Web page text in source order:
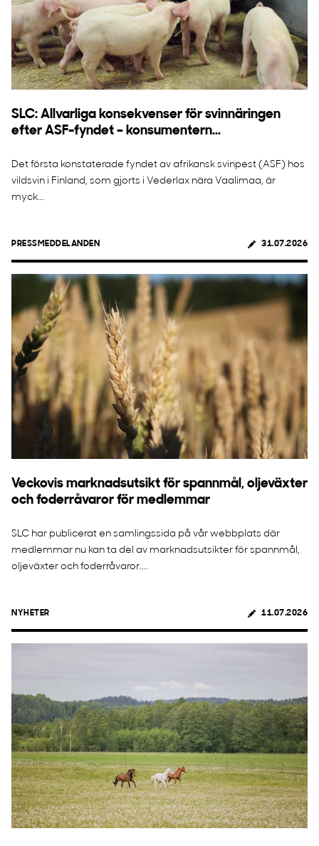
SLC: Allvarliga konsekvenser för svinnäringen
efter ASF-fyndet – konsumentern...
Det första konstaterade fyndet av afrikansk svinpest (ASF) hos
vildsvin i Finland, som gjorts i Vederlax nära Vaalimaa, är
myck...
PRESSMEDDELANDEN 31.07.2026
Veckovis marknadsutsikt för spannmål, oljeväxter
och foderråvaror för medlemmar
SLC har publicerat en samlingssida på vår webbplats där
medlemmar nu kan ta del av marknadsutsikter för spannmål,
oljeväxter och foderråvaror....
NYHETER 11.07.2026